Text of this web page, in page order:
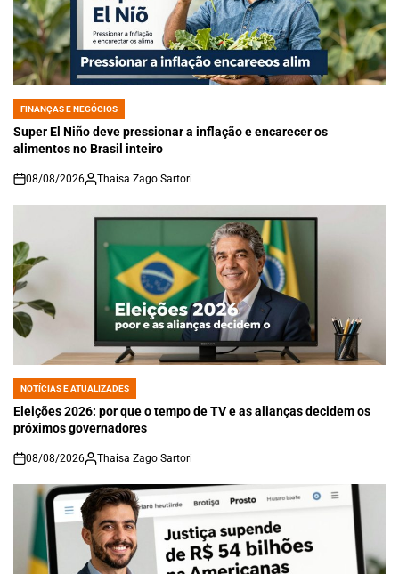
POSTED
IN
FINANÇAS E NEGÓCIOS
Super El Niño deve pressionar a inflação e encarecer os
alimentos no Brasil inteiro
on
08/08/2026 Thaisa Zago Sartori
POSTED
IN
NOTÍCIAS E ATUALIZADES
Eleições 2026: por que o tempo de TV e as alianças decidem os
próximos governadores
on
08/08/2026 Thaisa Zago Sartori